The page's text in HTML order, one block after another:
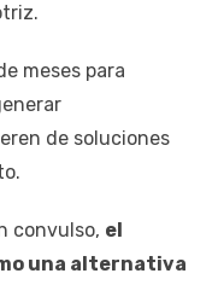
meses para
de soluciones
convulso, el
una alternativa